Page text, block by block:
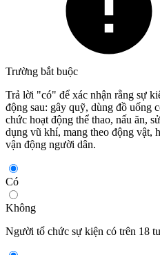
Trường bắt buộc
Trả lời "có" để xác nhận rằng sự
động sau: gây quỹ, dùng đồ uống
chức hoạt động thể thao, nấu ăn,
dụng vũ khí, mang theo động vật,
vận động người dân.
Có
Không
Người tổ chức sự kiện có trên 18